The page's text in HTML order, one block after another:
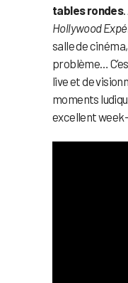
tables rondes
Hollywood
salle de
problème…
live et de
moments
excellent